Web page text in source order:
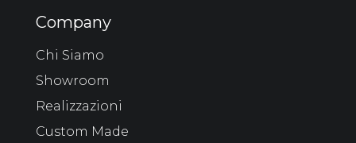
Company
Chi Siamo
Showroom
Realizzazioni
Custom Made